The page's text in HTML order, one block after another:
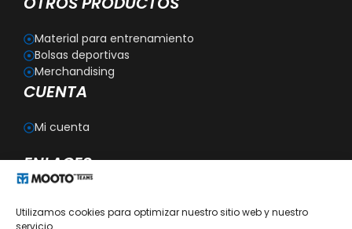
Utilizamos cookies para optimizar nuestro sitio web y nuestro
servicio.
Material para entrenamiento
Bolsas deportivas
Merchandising
CUENTA
Mi cuenta
ENLACES
Personalización